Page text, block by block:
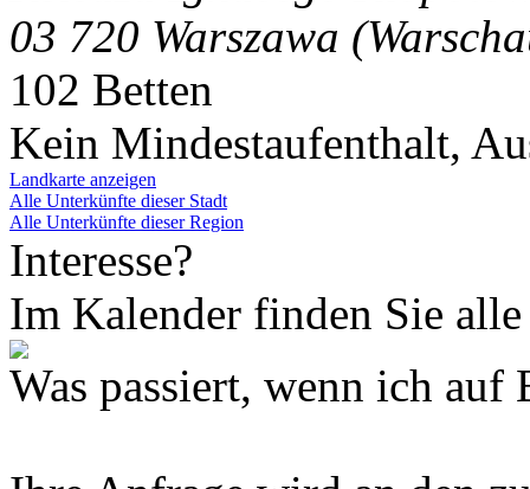
03 720 Warszawa
102 Betten
Kein Mindestaufenthalt,
Landkarte anzeigen
Alle Unterkünfte dieser Stadt
Alle Unterkünfte dieser Region
Interesse?
Im Kalender finden Sie
Was passiert, wenn ich